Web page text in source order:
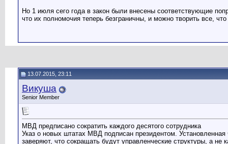
Но 1 июля сего года в закон были внесены соответствующие
что их полномочия теперь безграничны, и можно творить все,
13.07.2015, 23:11
Викуша
Senior Member
МВД предписано сократить каждого десятого сотрудника
Указ о новых штатах МВД подписан президентом.
заверяют, что сокращать будут управленческие структуры, а